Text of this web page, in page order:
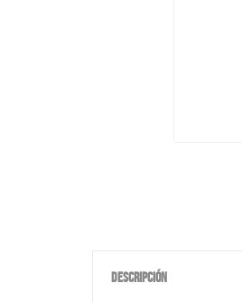
DESCRIPCIÓN